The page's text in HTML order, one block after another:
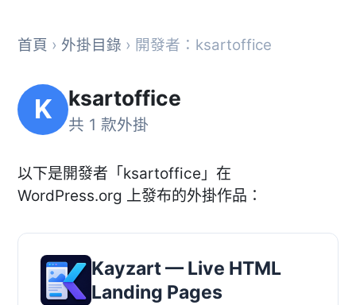
首頁 › 外掛目錄 › 開發者：ksartoffice
K ksartoffice
共 1 款外掛
以下是開發者「ksartoffice」在
WordPress.org 上發布的外掛作品：
Kayzart — Live HTML
Landing Pages